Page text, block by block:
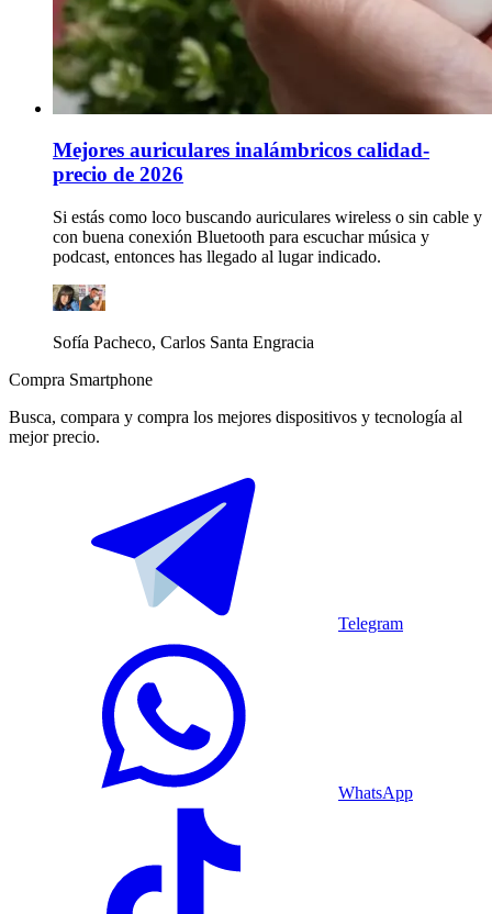
Mejores auriculares inalámbricos calidad-
precio de 2026
Si estás como loco buscando auriculares wireless o sin cable y
con buena conexión Bluetooth para escuchar música y
podcast, entonces has llegado al lugar indicado.
Sofía Pacheco, Carlos Santa Engracia
Compra Smartphone
Busca, compara y compra los mejores dispositivos y tecnología al
mejor precio.
Telegram
WhatsApp